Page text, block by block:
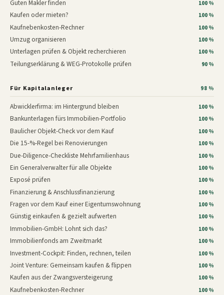
Guten Makler finden 100 %
Kaufen oder mieten? 100 %
Kaufnebenkosten-Rechner 100 %
Umzug organisieren 100 %
Unterlagen prüfen & Objekt recherchieren 100 %
Teilungserklärung & WEG-Protokolle prüfen 90 %
Für Kapitalanleger 98 %
Abwicklerfirma: im Hintergrund bleiben 100 %
Bankunterlagen fürs Immobilien-Portfolio 100 %
Baulicher Objekt-Check vor dem Kauf 100 %
Die 15-%-Regel bei Renovierungen 100 %
Due-Diligence-Checkliste Mehrfamilienhaus 100 %
Ein Generalverwalter für alle Objekte 100 %
Exposé prüfen 100 %
Finanzierung & Anschlussfinanzierung 100 %
Fragen vor dem Kauf einer Eigentumswohnung 100 %
Günstig einkaufen & gezielt aufwerten 100 %
Immobilien-GmbH: Lohnt sich das? 100 %
Immobilienfonds am Zweitmarkt 100 %
Investment-Cockpit: Finden, rechnen, teilen 100 %
Joint Venture: Gemeinsam kaufen & flippen 100 %
Kaufen aus der Zwangsversteigerung 100 %
Kaufnebenkosten-Rechner 100 %